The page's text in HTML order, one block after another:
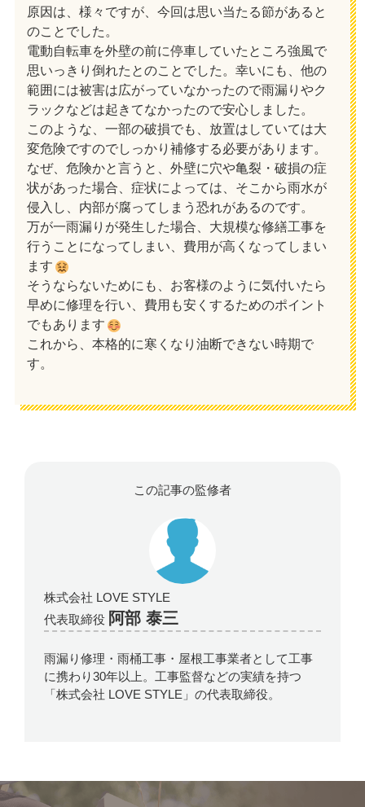
原因は、様々ですが、今回は思い当たる節があると
のことでした。
電動自転車を外壁の前に停車していたところ強風で
思いっきり倒れたとのことでした。幸いにも、他の
範囲には被害は広がっていなかったので雨漏りやク
ラックなどは起きてなかったので安心しました。
このような、一部の破損でも、放置はしていては大
変危険ですのでしっかり補修する必要があります。
なぜ、危険かと言うと、外壁に穴や亀裂・破損の症
状があった場合、症状によっては、そこから雨水が
侵入し、内部が腐ってしまう恐れがあるのです。
万が一雨漏りが発生した場合、大規模な修繕工事を
行うことになってしまい、費用が高くなってしまい
ます
そうならないためにも、お客様のように気付いたら
早めに修理を行い、費用も安くするためのポイント
でもあります
これから、本格的に寒くなり油断できない時期で
す。
この記事の監修者
株式会社 LOVE STYLE
代表取締役 阿部 泰三
雨漏り修理・雨桶工事・屋根工事業者として工事
に携わり30年以上。工事監督などの実績を持つ
「株式会社 LOVE STYLE」の代表取締役。